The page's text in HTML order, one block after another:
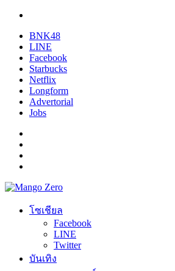
BNK48
LINE
Facebook
Starbucks
Netflix
Longform
Advertorial
Jobs
โซเชียล
Facebook
LINE
Twitter
บันเทิง